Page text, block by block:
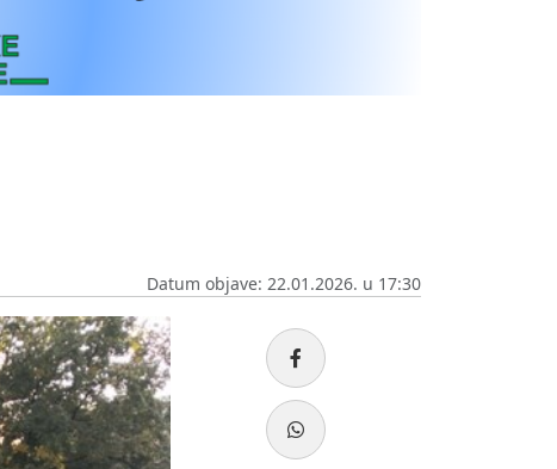
Datum objave: 22.01.2026. u 17:30